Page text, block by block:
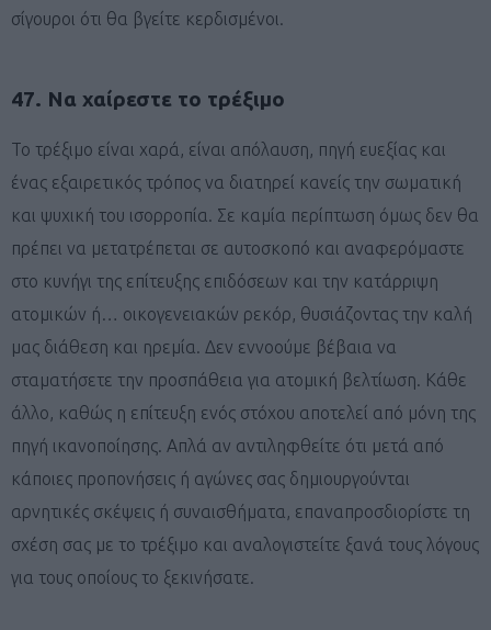
σίγουροι ότι θα βγείτε κερδισμένοι.
47. Να χαίρεστε το τρέξιμο
Το τρέξιμο είναι χαρά, είναι απόλαυση, πηγή ευεξίας και
ένας εξαιρετικός τρόπος να διατηρεί κανείς την σωματική
και ψυχική του ισορροπία. Σε καμία περίπτωση όμως δεν θα
πρέπει να μετατρέπεται σε αυτοσκοπό και αναφερόμαστε
στο κυνήγι της επίτευξης επιδόσεων και την κατάρριψη
ατομικών ή… οικογενειακών ρεκόρ, θυσιάζοντας την καλή
μας διάθεση και ηρεμία. Δεν εννοούμε βέβαια να
σταματήσετε την προσπάθεια για ατομική βελτίωση. Κάθε
άλλο, καθώς η επίτευξη ενός στόχου αποτελεί από μόνη της
πηγή ικανοποίησης. Απλά αν αντιληφθείτε ότι μετά από
κάποιες προπονήσεις ή αγώνες σας δημιουργούνται
αρνητικές σκέψεις ή συναισθήματα, επαναπροσδιορίστε τη
σχέση σας με το τρέξιμο και αναλογιστείτε ξανά τους λόγους
για τους οποίους το ξεκινήσατε.